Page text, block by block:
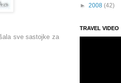
sve sastojke za
► 2008 (42)
TRAVEL VIDEO